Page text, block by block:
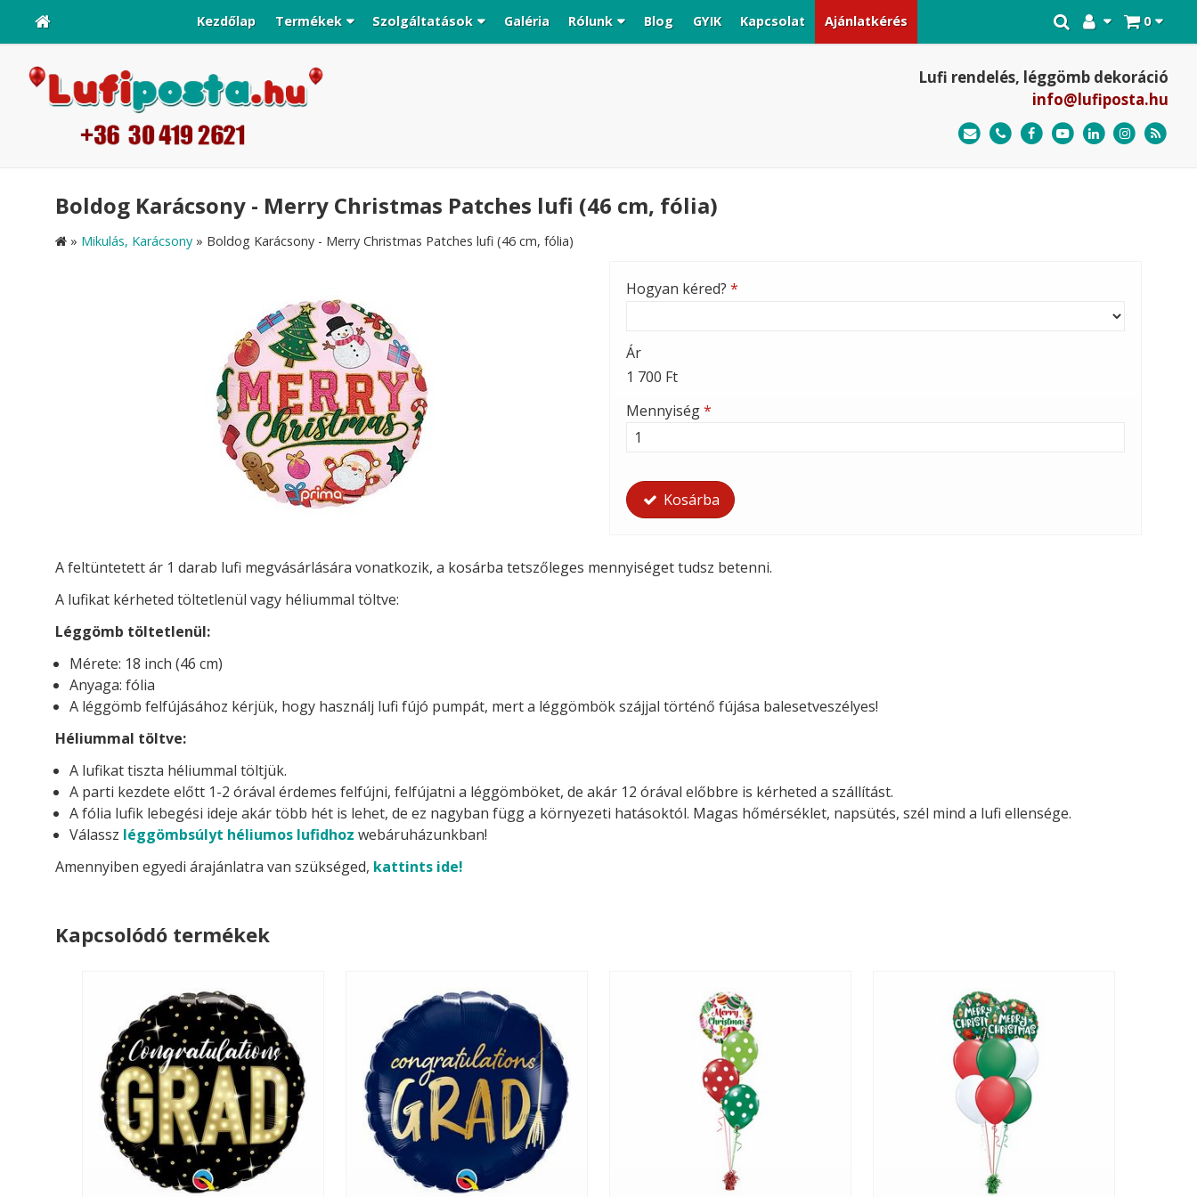
0
Kezdőlap Termékek Szolgáltatások Galéria Rólunk Blog GYIK Kapcsolat Ajánlatkérés
Lufi rendelés, léggömb dekoráció
info@lufiposta.hu
Boldog Karácsony - Merry Christmas Patches lufi (46 cm, fólia)
» Mikulás, Karácsony » Boldog Karácsony - Merry Christmas Patches lufi (46 cm, fólia)
Hogyan kéred? *
Ár
1 700 Ft
Mennyiség*
Kosárba
A feltüntetett ár 1 darab lufi megvásárlására vonatkozik, a kosárba tetszőleges mennyiséget tudsz betenni.
A lufikat kérheted töltetlenül vagy héliummal töltve:
Léggömb töltetlenül:
Mérete: 18 inch (46 cm)
Anyaga: fólia
A léggömb felfújásához kérjük, hogy használj lufi fújó pumpát, mert a léggömbök szájjal történő fújása balesetveszélyes!
Héliummal töltve:
A lufikat tiszta héliummal töltjük.
A parti kezdete előtt 1-2 órával érdemes felfújni, felfújatni a léggömböket, de akár 12 órával előbbre is kérheted a szállítást.
A fólia lufik lebegési ideje akár több hét is lehet, de ez nagyban függ a környezeti hatásoktól. Magas hőmérséklet, napsütés, szél mind a lufi ellensége.
Válassz léggömbsúlyt héliumos lufidhoz webáruházunkban!
Amennyiben egyedi árajánlatra van szükséged, kattints ide!
Kapcsolódó termékek